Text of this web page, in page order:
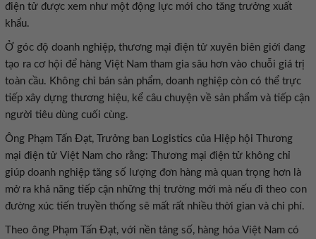
điện tử được xem như một động lực mới cho tăng trưởng xuất
khẩu.
Ở góc độ doanh nghiệp, thương mại điện tử xuyên biên giới đang
tạo ra cơ hội để hàng Việt Nam tham gia sâu hơn vào chuỗi giá trị
toàn cầu. Không chỉ bán sản phẩm, doanh nghiệp còn có thể trực
tiếp xây dựng thương hiệu, kể câu chuyện về sản phẩm và tiếp cận
người tiêu dùng cuối cùng.
Ông Phạm Tấn Đạt, Trưởng ban Logistics của Hiệp hội Thương
mại điện tử Việt Nam cho rằng: Thương mại điện tử không chỉ
giúp doanh nghiệp tăng số lượng đơn hàng mà quan trọng hơn là
mở ra khả năng tiếp cận những thị trường mới mà nếu đi theo con
đường xúc tiến truyền thống sẽ mất rất nhiều thời gian và chi phí.
Theo ông Phạm Tấn Đạt, với nền tảng số, hàng hóa Việt Nam có